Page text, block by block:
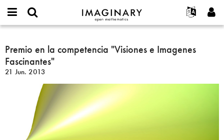
IMAGINARY
open
Français
Español
Türkçe
Programas
Películas
Textos
Proyectos
or
username
*
Contraseña
*
Crear nueva cuenta
Solicitar una nueva contraseña
Buscar
Premio
en
la
competencia
"Visiones
Imagenes
Fascinantes"
Premio en la competencia "Visiones e Imagenes
Fascinantes"
21 Jun. 2013